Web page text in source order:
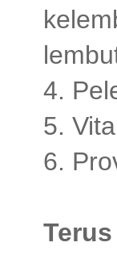
4.
5.
6.